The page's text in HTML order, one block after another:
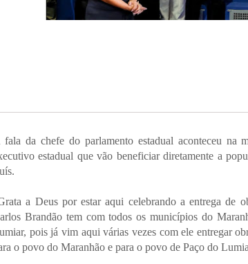
fala da chefe do parlamento estadual aconteceu na
estadual que vão beneficiar diretamente a
a Deus por estar aqui celebrando a entrega de
Brandão tem com todos os municípios do
pois já vim aqui várias vezes com ele entregar
o povo do Maranhão e para o povo de Paço do